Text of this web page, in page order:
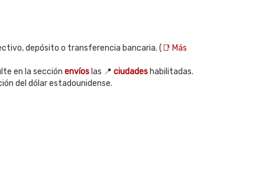
depósito o transferencia bancaria. (📑 Más
en la sección envíos las 📍 ciudades habilitadas.
del dólar estadounidense.